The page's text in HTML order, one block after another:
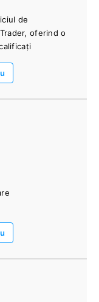
de
oferind o
o
Dow Jones
5